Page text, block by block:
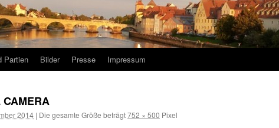
Partien Bilder Presse Impressum
CAMERA
2014 | Die gesamte Größe beträgt752 × 500 Pixel